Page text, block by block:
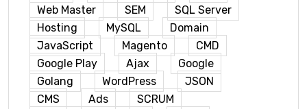
Web Master
SEM
SQL Server
Hosting
MySQL
Domain
JavaScript
Magento
CMD
Google Play
Ajax
Google
Golang
WordPress
JSON
CMS
Ads
SCRUM